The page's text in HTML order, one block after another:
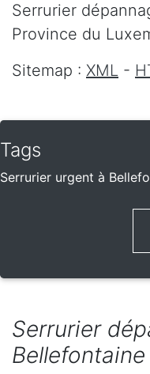
Serrurier
Province du
Sitemap : XML -
Tags
Serrurier urgent à
Serrurier
Bellefontaine